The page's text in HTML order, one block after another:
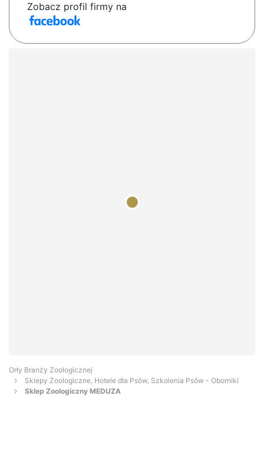
Zobacz profil firmy na
Orły Branży Zoologicznej
Sklepy Zoologiczne, Hotele dla Psów, Szkolenia Psów - Oborniki
Sklep Zoologiczny MEDUZA